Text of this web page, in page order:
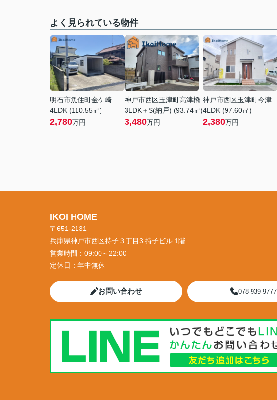
よく見られている物件
明石市魚住町金ケ崎
4LDK (110.55㎡)
2,780万円
神戸市西区玉津町高津橋
3LDK＋S(納戸) (93.74㎡)
3,480万円
神戸市西区玉津町今津
4LDK (97.60㎡)
2,380万円
IKOI HOME
〒651-2131
兵庫県神戸市西区持子３丁目3 持子ビル 1階
営業時間： 09:00～22:00
定休日： 年中無休
お問い合わせ 078-939-9777